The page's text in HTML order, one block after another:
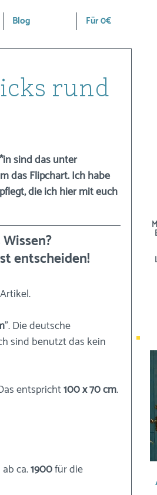
Blog Für 0€
rund
sind das unter
das Flipchart. Ich habe
die ich hier mit euch
entscheiden!
”. Die deutsche
sind benutzt das kein
entspricht 100 x 70 cm.
ca. 1900 für die